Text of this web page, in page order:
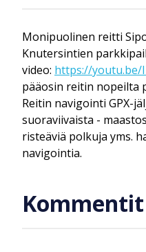
Monipuolinen reitti
Knutersintien
video: https://youtu.be/
pääosin reitin nopeilta
Reitin navigointi GPX-
suoraviivaista -
risteäviä polkuja yms.
navigointia.
Kommentit